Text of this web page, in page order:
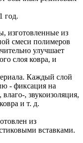
год.
изготовленные из
смеси полимеров
улучшает
слоя ковра, и
Каждый слой
- фиксация на
, звукоизоляция,
и т. д.
из
вставками.